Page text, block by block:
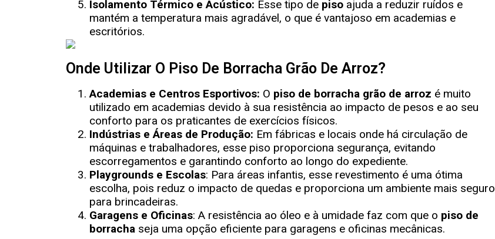
Isolamento Térmico e Acústico: Esse tipo de piso ajuda a reduzir ruídos e
mantém a temperatura mais agradável, o que é vantajoso em academias e
escritórios.
Onde Utilizar O Piso De Borracha Grão De Arroz?
Academias e Centros Esportivos: O piso de borracha grão de arroz é muito
utilizado em academias devido à sua resistência ao impacto de pesos e ao seu
conforto para os praticantes de exercícios físicos.
Indústrias e Áreas de Produção: Em fábricas e locais onde há circulação de
máquinas e trabalhadores, esse piso proporciona segurança, evitando
escorregamentos e garantindo conforto ao longo do expediente.
Playgrounds e Escolas: Para áreas infantis, esse revestimento é uma ótima
escolha, pois reduz o impacto de quedas e proporciona um ambiente mais seguro
para brincadeiras.
Garagens e Oficinas: A resistência ao óleo e à umidade faz com que o piso de
borracha seja uma opção eficiente para garagens e oficinas mecânicas.